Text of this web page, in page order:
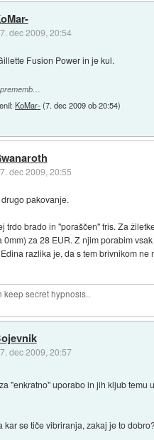
7. dec 2009, 20:54
Fusion Power in je kul.
KoMar- (7. dec 2009 ob 20:54)
7. dec 2009, 20:55
pakovanje.
trdo brado in "poraščen" fris. Za
0mm) za 28 EUR. Z njim porabim
razlika je, da s tem brivnikom
keep secret hypnosis..
7. dec 2009, 20:57
"enkratno" uporabo in jih kljub
kar se tiče vibriranja, zakaj je to dobro?